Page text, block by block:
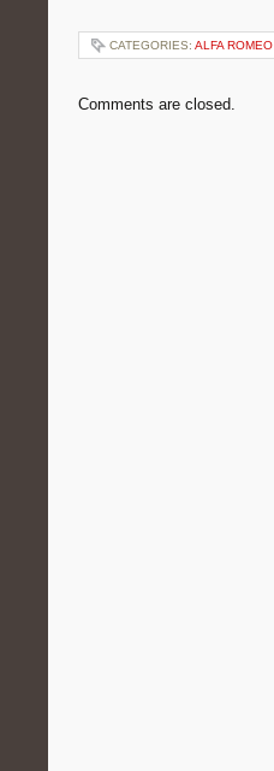
CATEGORIES: ALFA ROMEO
Comments are closed.